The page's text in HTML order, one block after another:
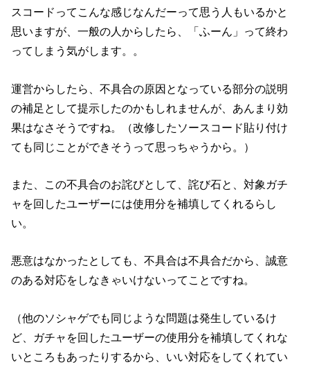
スコードってこんな感じなんだーって思う人もいるかと
思いますが、一般の人からしたら、「ふーん」って終わ
ってしまう気がします。。
運営からしたら、不具合の原因となっている部分の説明
の補足として提示したのかもしれませんが、あんまり効
果はなさそうですね。（改修したソースコード貼り付け
ても同じことができそうって思っちゃうから。）
また、この不具合のお詫びとして、詫び石と、対象ガチ
ャを回したユーザーには使用分を補填してくれるらし
い。
悪意はなかったとしても、不具合は不具合だから、誠意
のある対応をしなきゃいけないってことですね。
（他のソシャゲでも同じような問題は発生しているけ
ど、ガチャを回したユーザーの使用分を補填してくれな
いところもあったりするから、いい対応をしてくれてい